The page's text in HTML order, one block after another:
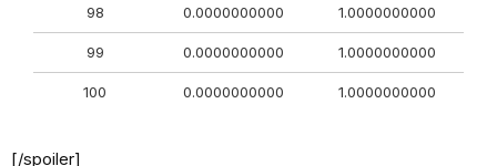
98 0.0000000000 1.0000000000
99 0.0000000000 1.0000000000
100 0.0000000000 1.0000000000
[/spoiler]